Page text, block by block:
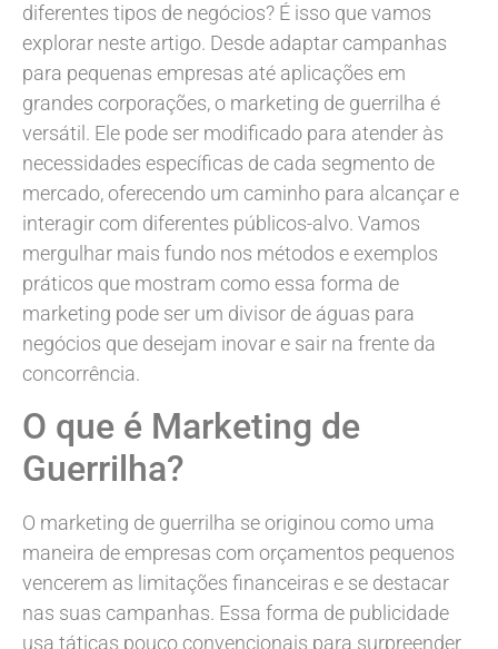
diferentes tipos de negócios? É isso que vamos
explorar neste artigo. Desde adaptar campanhas
para pequenas empresas até aplicações em
grandes corporações, o marketing de guerrilha é
versátil. Ele pode ser modificado para atender às
necessidades específicas de cada segmento de
mercado, oferecendo um caminho para alcançar e
interagir com diferentes públicos-alvo. Vamos
mergulhar mais fundo nos métodos e exemplos
práticos que mostram como essa forma de
marketing pode ser um divisor de águas para
negócios que desejam inovar e sair na frente da
concorrência.
O que é Marketing de
Guerrilha?
O marketing de guerrilha se originou como uma
maneira de empresas com orçamentos pequenos
vencerem as limitações financeiras e se destacar
nas suas campanhas. Essa forma de publicidade
usa táticas pouco convencionais para surpreender